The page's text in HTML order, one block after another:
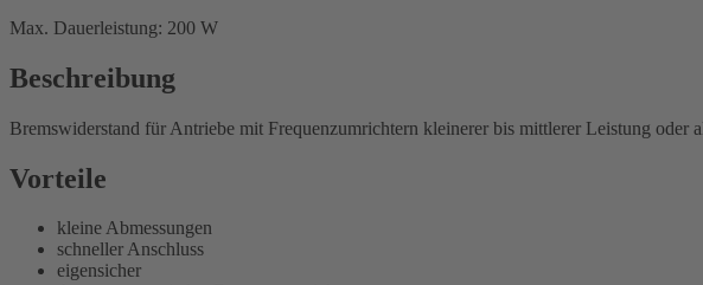
Max. Dauerleistung: 200 W
Beschreibung
Bremswiderstand für Antriebe mit Frequenzumrichtern kleinerer bis mittlerer Leistung oder
Vorteile
kleine Abmessungen
schneller Anschluss
eigensicher